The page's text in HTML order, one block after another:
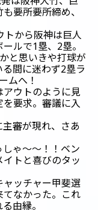
要所要所締め、
トから阪神は巨人
ルで1塁、2塁。
と思いきや打球が
間に迷わず2塁ラ
ムへ！
ウトのように見
要求。審議に入
審が現れ、さあ
ゃ～～！！ベン
トと喜びのタッ
ッチャー甲斐選
てなかった。これ
由縁。